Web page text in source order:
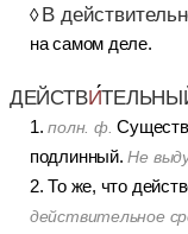
◊В
на самом деле.
ДЕЙСТВИ
1.полн. ф.
подлинный.Не
2. То же, что
действительное